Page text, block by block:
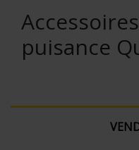
puisance